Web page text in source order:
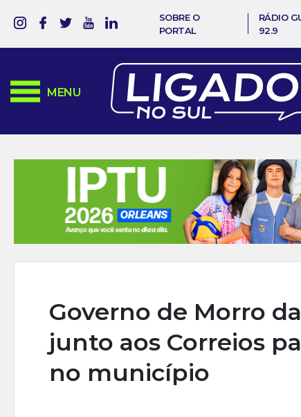
SOBRE O
PORTAL
RÁDIO
92.9
MENU
Governo de Morro
junto aos Correios
no município